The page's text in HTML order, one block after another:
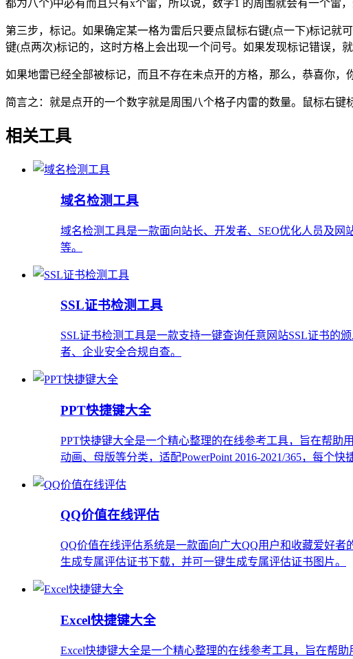
都为八个)中必有而且只有x个雷，所以说，数字1 的周围就会有一个雷
第三步，标记。如果确定某一格为雷后只要点鼠标右键(点一下)标记就
键(点两次)标记的，这时方格上会出现一个问号。如果发现标记错误，
如果地雷已经全部被标记，而且不存在未点开的方格，那么，恭喜你，
简言之：就是点开的一个数字就是周围八个格子内雷的数量。鼠标右键
相关工具
域名检测工具
域名检测工具是一款面向站长、开发者、SEO优化人员及
等。
SSL证书检测工具
SSL证书检测工具是一款支持一键查询任意网站SSL证书的
者、企业安全合规自查。
PPT快捷键大全
PPT快捷键大全是一个精心整理的在线参考工具，旨在帮助
动画、母版等分类，适配PowerPoint 2016-2021/365，每个
QQ价值在线评估
QQ价值在线评估系统是一款面向广大QQ用户和收藏爱好
生成专属评估证书下载，并可一键生成专属评估证书图片。
Excel快捷键大全
Excel快捷键大全是一个精心整理的在线参考工具，旨在帮